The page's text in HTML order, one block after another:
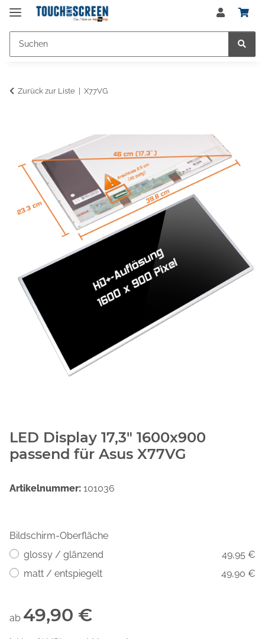
Zurück zur Liste X77VG
LED Display 17,3" 1600x900
passend für Asus X77VG
Artikelnummer: 101036
Bildschirm-Oberfläche
glossy / glänzend
49,95 €
matt / entspiegelt
49,90 €
ab 49,90 €